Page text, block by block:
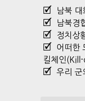
남북
남북경
정치상
어떠한
킬체인
우리 군